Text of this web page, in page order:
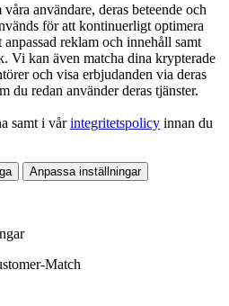
användare, deras beteende och
för att kontinuerligt optimera
reklam och innehåll samt
Vi kan även matcha dina krypterade
och visa erbjudanden via deras
du redan använder deras tjänster.
samt i vårintegritetspolicy innan du
Anpassa inställningar
Match